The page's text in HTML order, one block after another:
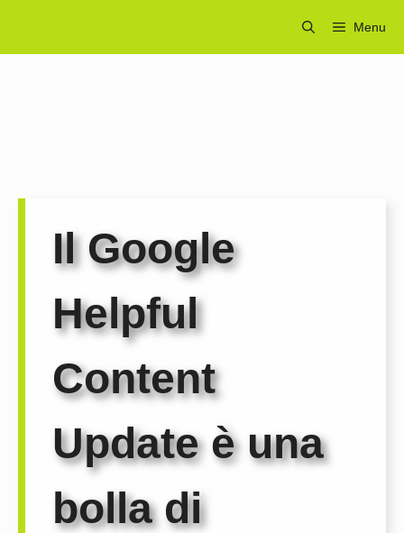
contenuto
Menu
Il Google
Helpful
Content
Update è una
bolla di